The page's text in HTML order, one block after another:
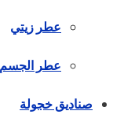
عطر زيتي
عطر الجسم
صناديق خجولة